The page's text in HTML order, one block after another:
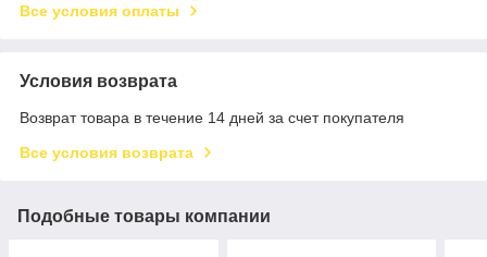
Все условия оплаты
Условия возврата
Возврат товара в течение 14 дней за счет покупателя
Все условия возврата
Подобные товары компании